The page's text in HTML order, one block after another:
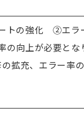
トの強化 ②エラ
の向上が必要と
拡充、エラー率